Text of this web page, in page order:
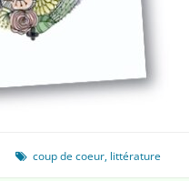
coup de coeur, littérature